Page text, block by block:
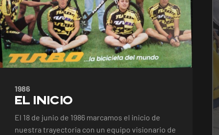
1986
El inicio
El 18 de junio de 1986 marcamos el inicio de
nuestra trayectoria con un equipo visionario de